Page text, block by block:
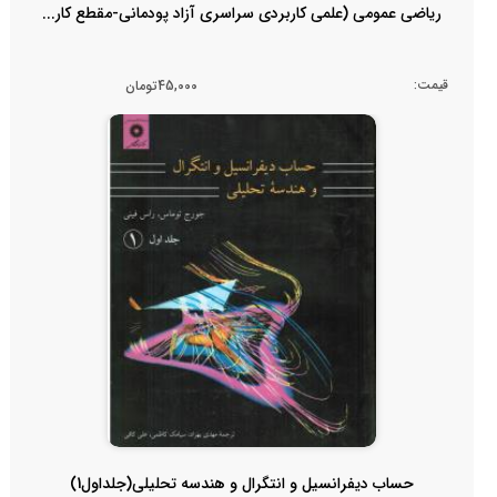
ریاضی عمومی (علمی کاربردی سراسری آزاد پودمانی-مقطع کار...
قیمت: 45,000تومان
حساب دیفرانسیل و انتگرال و هندسه تحلیلی(جلداول1)